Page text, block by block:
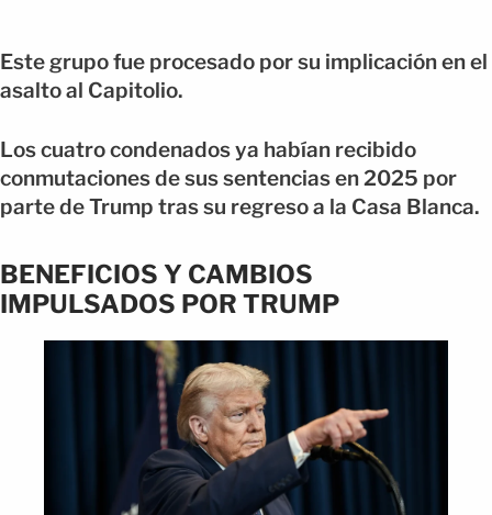
Este grupo fue procesado por su implicación en el
asalto al Capitolio.
Los cuatro condenados ya habían recibido
conmutaciones de sus sentencias en 2025 por
parte de Trump tras su regreso a la Casa Blanca.
BENEFICIOS Y CAMBIOS
IMPULSADOS POR TRUMP